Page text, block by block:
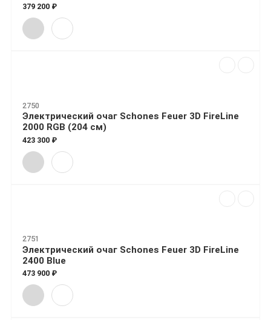
379 200 ₽
2750
Электрический очаг Schones Feuer 3D FireLine
2000 RGB (204 см)
423 300 ₽
2751
Электрический очаг Schones Feuer 3D FireLine
2400 Blue
473 900 ₽